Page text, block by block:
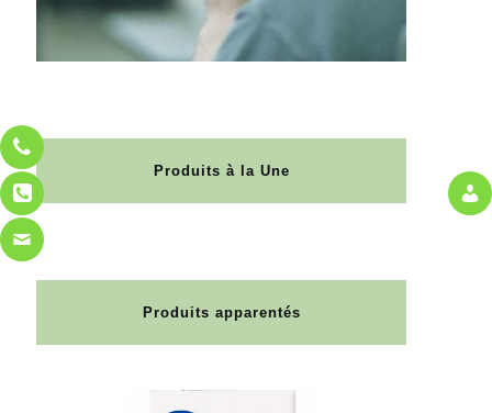
Produits à la Une
Produits apparentés